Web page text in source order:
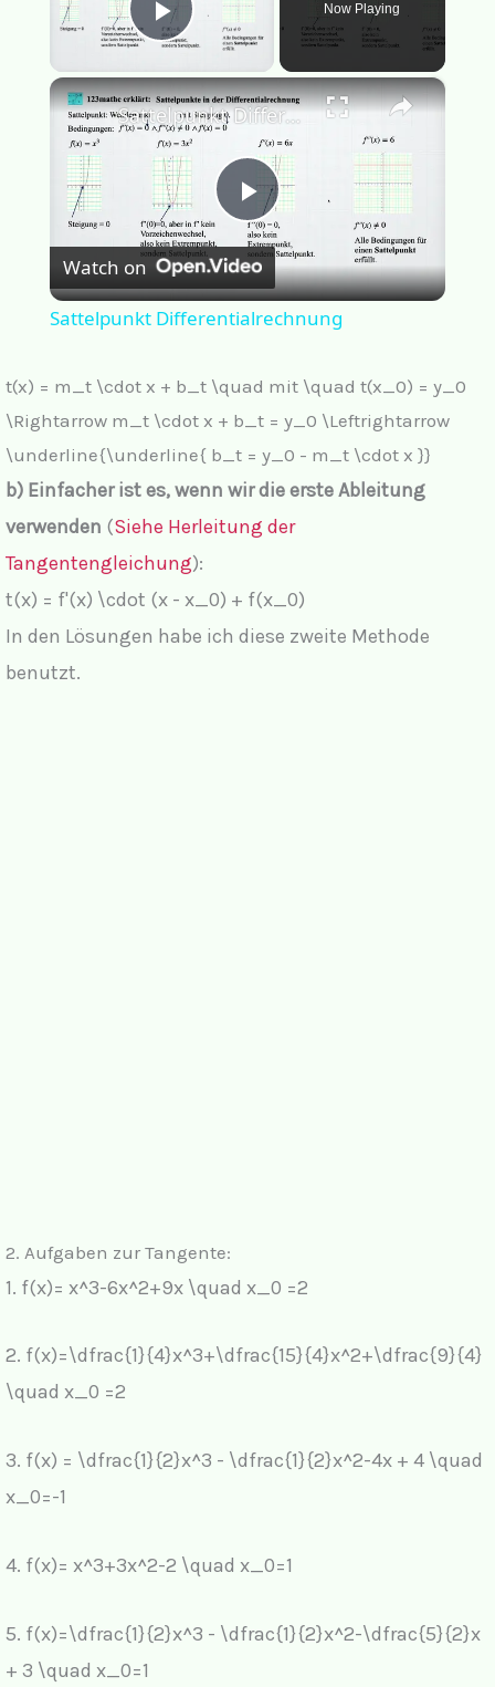
Play Video
Now Playing
×
P
l
y
V
d
Sattelpunkt Differentialrechnung
Watch on
Sattelpunkt Differentialrechnung
t(x) = m_t \cdot x + b_t \quad mit \quad t(x_0) = y_0
\Rightarrow m_t \cdot x + b_t = y_0 \Leftrightarrow
\underline{\underline{ b_t = y_0 - m_t \cdot x }}
b) Einfacher ist es, wenn wir die erste Ableitung
verwenden (Siehe Herleitung der
Tangentengleichung):
t(x) = f'(x) \cdot (x - x_0) + f(x_0)
In den Lösungen habe ich diese zweite Methode
benutzt.
2. Aufgaben zur Tangente:
1. f(x)= x^3-6x^2+9x \quad x_0 =2
2. f(x)=\dfrac{1}{4}x^3+\dfrac{15}{4}x^2+\dfrac{9}{4}
\quad x_0 =2
3. f(x) = \dfrac{1}{2}x^3 - \dfrac{1}{2}x^2-4x + 4 \quad
x_0=-1
4. f(x)= x^3+3x^2-2 \quad x_0=1
5. f(x)=\dfrac{1}{2}x^3 - \dfrac{1}{2}x^2-\dfrac{5}{2}x
+ 3 \quad x_0=1